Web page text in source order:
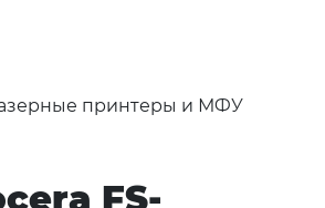
принтеры и МФУ
FS-